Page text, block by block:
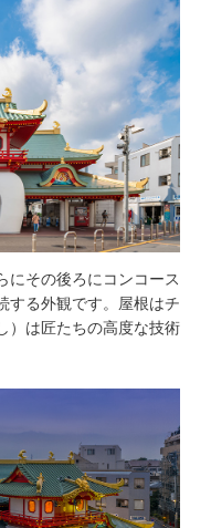
にその後ろにコンコース
する外観です。屋根はチ
）は匠たちの高度な技術